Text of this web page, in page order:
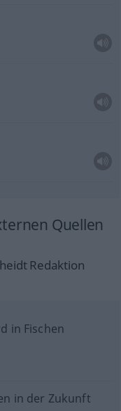
Quellen
Redaktion
in Fischen
in der Zukunft